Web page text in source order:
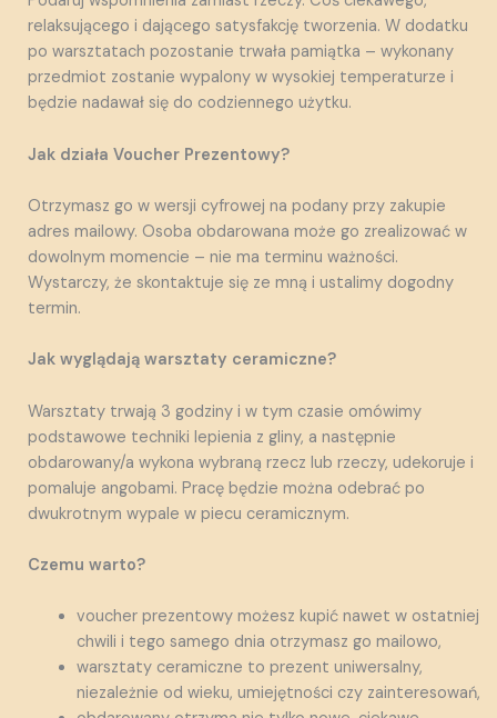
relaksującego i dającego satysfakcję tworzenia. W dodatku
po warsztatach pozostanie trwała pamiątka – wykonany
przedmiot zostanie wypalony w wysokiej temperaturze i
będzie nadawał się do codziennego użytku.
Jak działa Voucher Prezentowy?
Otrzymasz go w wersji cyfrowej na podany przy zakupie
adres mailowy. Osoba obdarowana może go zrealizować w
dowolnym momencie – nie ma terminu ważności.
Wystarczy, że skontaktuje się ze mną i ustalimy dogodny
termin.
Jak wyglądają warsztaty ceramiczne?
Warsztaty trwają 3 godziny i w tym czasie omówimy
podstawowe techniki lepienia z gliny, a następnie
obdarowany/a wykona wybraną rzecz lub rzeczy, udekoruje i
pomaluje angobami. Pracę będzie można odebrać po
dwukrotnym wypale w piecu ceramicznym.
Czemu warto?
voucher prezentowy możesz kupić nawet w ostatniej
chwili i tego samego dnia otrzymasz go mailowo,
warsztaty ceramiczne to prezent uniwersalny,
niezależnie od wieku, umiejętności czy zainteresowań,